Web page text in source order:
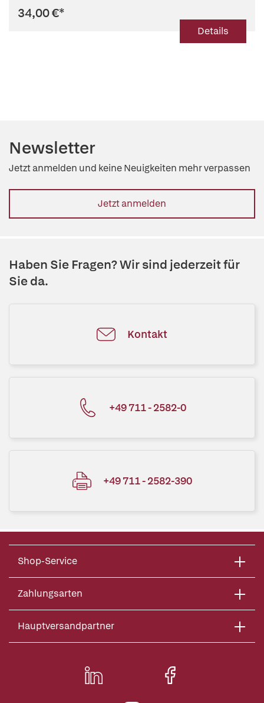
34,00 €*
Details
Newsletter
Jetzt anmelden und keine Neuigkeiten mehr verpassen
Jetzt anmelden
Haben Sie Fragen? Wir sind jederzeit für
Sie da.
Kontakt
+49 711 - 2582-0
+49 711 - 2582-390
Shop-Service
Zahlungsarten
Hauptversandpartner